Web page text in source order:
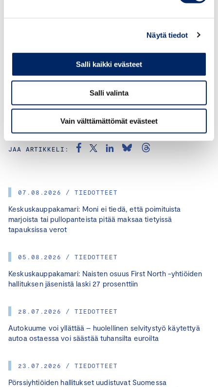
Näytä tiedot
Salli kaikki evästeet
Salli valinta
Vain välttämättömät evästeet
07.08.2026 / TIEDOTTEET
Keskuskauppakamari: Moni ei tiedä, että poimituista
marjoista tai pullopanteista pitää maksaa tietyissä
tapauksissa verot
05.08.2026 / TIEDOTTEET
Keskuskauppakamari: Naisten osuus First North -yhtiöiden
hallituksen jäsenistä laski 27 prosenttiin
28.07.2026 / TIEDOTTEET
Autokuume voi yllättää – huolellinen selvitystyö käytettyä
autoa ostaessa voi säästää tuhansilta euroilta
23.07.2026 / TIEDOTTEET
Pörssiyhtiöiden hallitukset uudistuvat Suomessa
JAA ARTIKKELI: